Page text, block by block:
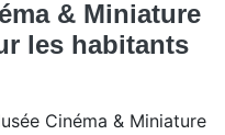
& Miniature
les habitants
Cinéma & Miniature